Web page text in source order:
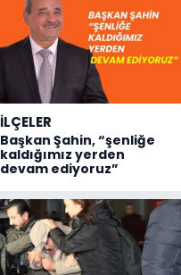
İLÇELER
Başkan Şahin, “şenliğe
kaldığımız yerden
devam ediyoruz”